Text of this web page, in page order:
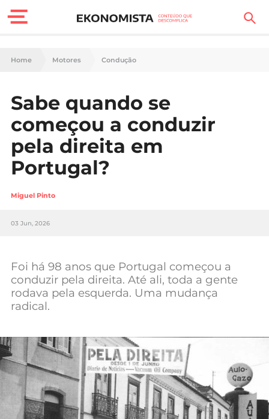
Finanças Pessoais
Carreira
Casa
Lifestyle
Sociedade
Tecnologia
Negócios
Mundial 2026
Home Motores Condução
Sabe quando se
começou a conduzir
pela direita em
Portugal?
Miguel Pinto
03 Jun, 2026
Foi há 98 anos que Portugal começou a
conduzir pela direita. Até ali, toda a gente
rodava pela esquerda. Uma mudança
radical.